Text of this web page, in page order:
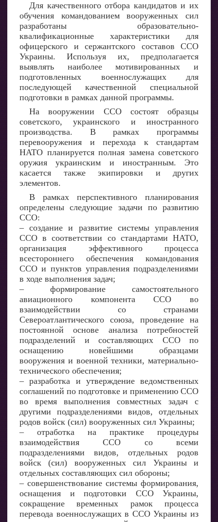
Для качественного отбора кандидатов и их
обучения командованием вооруженных сил
разработаны образовательно-
квалификационные характеристики для
офицерского и сержантского составов ССО
Украины. Используя их, предполагается
выявлять наиболее мотивированных и
подготовленных военнослужащих для
последующей качественной специальной
подготовки в рамках данной программы.
На вооружении ССО состоят образцы
советского, украинского и иностранного
производства. В рамках программы
перевооружения и перехода к стандартам
НАТО планируется полная замена советского
оружия украинским и иностранным. Это
касается также экипировки и других
элементов.
В рамках перспективного планирования
определены следующие задачи по развитию
ССО:
– создание и развитие системы управления
ССО в соответствии со стандартами НАТО,
организация эффективного процесса
всестороннего обеспечения командования
ССО и пунктов управления подразделениями
в ходе выполнения задач;
– формирование самостоятельного
авиационного компонента ССО во
взаимодействии со странами
Североатлантического союза, проведение на
постоянной основе анализа потребностей
подразделений и составляющих ССО по
оснащению новейшими образцами
вооружения и военной техники, материально-
технического обеспечения;
– разработка и утверждение ведомственных
соглашений по подготовке и применению ССО
во время выполнения совместных задач с
другими подразделениями видов, отдельных
родов войск (сил) вооруженных сил Украины;
– отработка на практике процедуры
взаимодействия ССО со всеми
подразделениями видов, отдельных родов
войск (сил) вооруженных сил Украины и
отдельных составляющих сил обороны;
– совершенствование системы формирования,
оснащения и подготовки ССО Украины,
сокращение временных рамок процесса
перевода военнослужащих в ССО Украины из